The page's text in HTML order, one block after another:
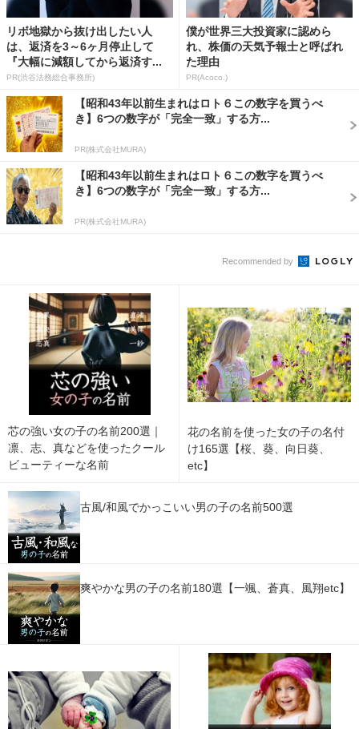
リボ地獄から抜け出したい人
は、返済を3～6ヶ月停止して
『大幅に減額してから返済す...
PR(渋谷法務総合事務所)
僕が世界三大投資家に認めら
れ、株価の天気予報士と呼ばれ
た理由
PR(Acoco.)
【昭和43年以前生まれはロト６この数字を買うべ
き】6つの数字が「完全一致」する方...
PR(株式会社MURA)
【昭和43年以前生まれはロト６この数字を買うべ
き】6つの数字が「完全一致」する方...
PR(株式会社MURA)
Recommended by
芯の強い女の子の名前200選｜
凛、志、真などを使ったクール
ビューティーな名前
花の名前を使った女の子の名付
け165選【桜、葵、向日葵、
etc】
古風/和風でかっこいい男の子の名前500選
爽やかな男の子の名前180選【一颯、蒼真、風翔etc】